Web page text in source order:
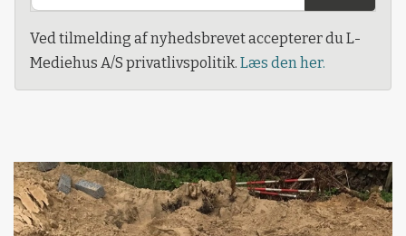
Ved tilmelding af nyhedsbrevet accepterer du L-
Mediehus A/S privatlivspolitik. Læs den her.